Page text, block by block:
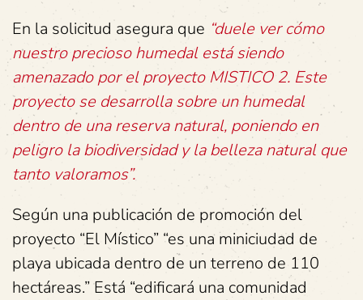
En la solicitud asegura que “duele ver cómo
nuestro precioso humedal está siendo
amenazado por el proyecto MISTICO 2. Este
proyecto se desarrolla sobre un humedal
dentro de una reserva natural, poniendo en
peligro la biodiversidad y la belleza natural que
tanto valoramos”.
Según una publicación de promoción del
proyecto “El Místico” “es una miniciudad de
playa ubicada dentro de un terreno de 110
hectáreas.” Está “edificará una comunidad